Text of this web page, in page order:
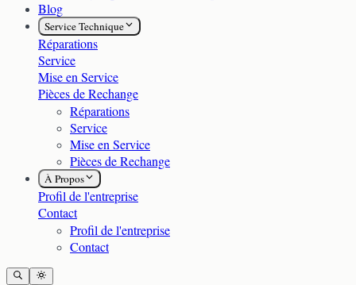
Blog
Service Technique
Réparations
Service
Mise en Service
Pièces de Rechange
Réparations
Service
Mise en Service
Pièces de Rechange
À Propos
Profil de l'entreprise
Contact
Profil de l'entreprise
Contact